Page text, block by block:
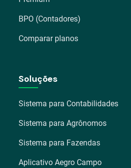
BPO (Contadores)
Comparar planos
Soluções
Sistema para Contabilidades
Sistema para Agrônomos
Sistema para Fazendas
Aplicativo Aegro Campo